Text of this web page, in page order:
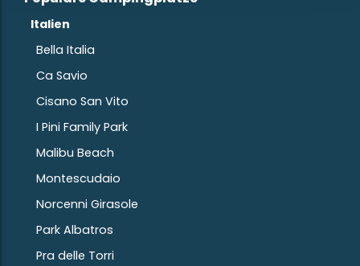
Italien
Bella Italia
Ca Savio
Cisano San Vito
I Pini Family Park
Malibu Beach
Montescudaio
Norcenni Girasole
Park Albatros
Pra delle Torri